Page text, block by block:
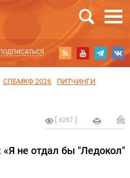
ПОДПИСАТЬСЯ
СПБМКФ 2026
ПИТЧИНГИ
6287
не отдал бы "Ледокол"